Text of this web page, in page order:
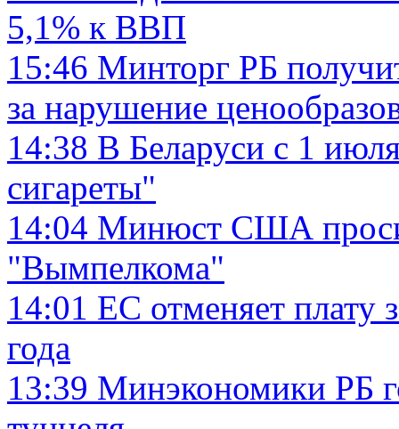
5,1% к ВВП
15:46 Минторг РБ
за нарушение
14:38 В Беларуси с 1
сигареты"
14:04 Минюст США
"Вымпелкома"
14:01 ЕС отменяет плату
года
13:39 Минэкономики РБ